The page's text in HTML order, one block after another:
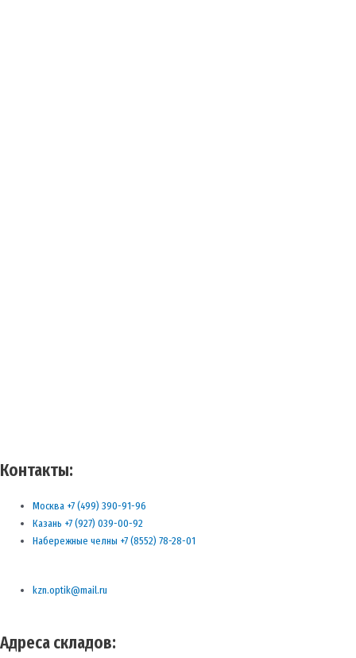
Контакты:
Москва +7 (499) 390-91-96
Казань +7 (927) 039-00-92
Набережные челны +7 (8552) 78-28-01
kzn.optik@mail.ru
Адреса складов: